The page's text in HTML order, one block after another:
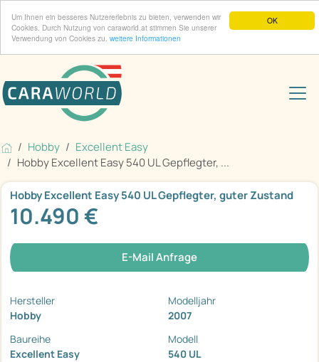
OK
Um Ihnen ein besseres Nutzererlebnis zu bieten, verwenden wir
Cookies. Durch Nutzung von caraworld.at stimmen Sie unserer
Verwendung von Cookies zu. weitere Informationen
Hobby
Excellent Easy
Hobby Excellent Easy 540 UL Gepflegter, ...
Hobby Excellent Easy 540 UL Gepflegter, guter Zustand
10.490 €
E-Mail Anfrage
Hersteller
Hobby
Modelljahr
2007
Baureihe
Excellent Easy
Modell
540 UL